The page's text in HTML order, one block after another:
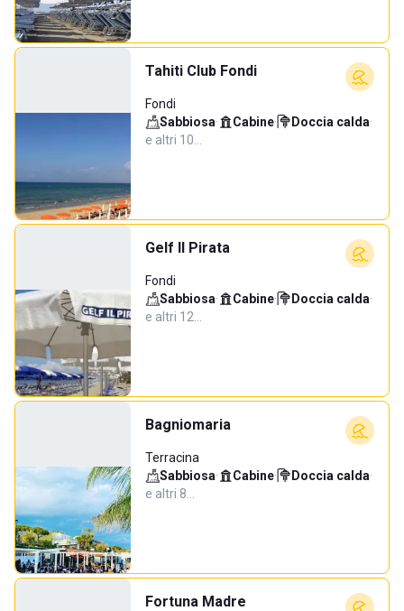
Tahiti Club Fondi
Fondi
Sabbiosa· Cabine· Doccia calda·
e altri 10…
Gelf Il Pirata
Fondi
Sabbiosa· Cabine· Doccia calda·
e altri 12…
Bagniomaria
Terracina
Sabbiosa· Cabine· Doccia calda·
e altri 8…
Fortuna Madre